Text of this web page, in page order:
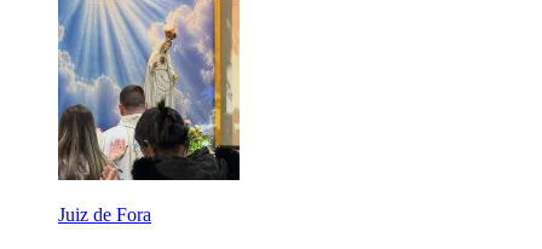
Juiz de Fora